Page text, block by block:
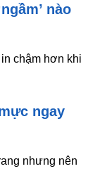
nào
chậm hơn khi
ngay
nhưng nên